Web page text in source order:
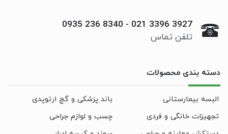
021 3396 3927
-
0935 236 8340
تلفن تماس
دسته بندی محصولات
البسه بیمارستانی
باند پزشکی و گچ ارتوپدی
تجهیزات خانگی و فردی
چسب و لوازم جراحی